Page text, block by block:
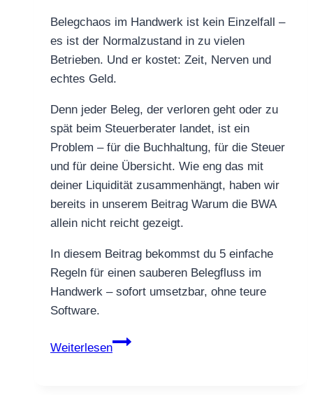
Belegchaos im Handwerk ist kein Einzelfall –
es ist der Normalzustand in zu vielen
Betrieben. Und er kostet: Zeit, Nerven und
echtes Geld.
Denn jeder Beleg, der verloren geht oder zu
spät beim Steuerberater landet, ist ein
Problem – für die Buchhaltung, für die Steuer
und für deine Übersicht. Wie eng das mit
deiner Liquidität zusammenhängt, haben wir
bereits in unserem Beitrag Warum die BWA
allein nicht reicht gezeigt.
In diesem Beitrag bekommst du 5 einfache
Regeln für einen sauberen Belegfluss im
Handwerk – sofort umsetzbar, ohne teure
Software.
Weiterlesen
Belegfluss